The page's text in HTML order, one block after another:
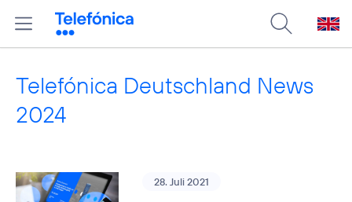
Telefónica Deutschland News
2024
28. Juli 2021